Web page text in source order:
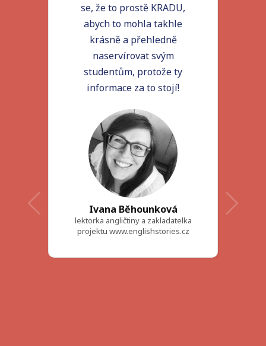
se, že to prostě KRADU,
abych to mohla takhle
krásně a přehledně
naservírovat svým
studentům, protože ty
informace za to stojí!
Ivana Běhounková
lektorka angličtiny a zakladatelka
projektu www.englishstories.cz